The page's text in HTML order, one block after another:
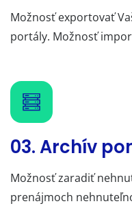
Možnosť exportovať
portály. Možnosť
03. Archív
Možnosť zaradiť
prenájmoch